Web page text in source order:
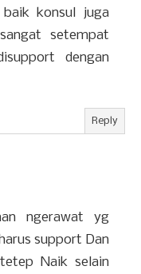
konsul juga
setempat
dengan
Reply
ngerawat yg
support Dan
Naik selain